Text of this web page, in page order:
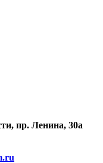
пр. Ленина, 30а